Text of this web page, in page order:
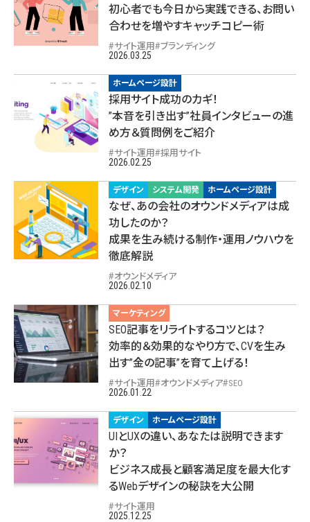
初心者でも今日から実践できる、お問い
合わせを増やすキャッチコピー術
サイト運用 ブランディング
2026.03.25
ホームページ設計
採用サイト成功のカギ！
”本音を引き出す”社員インタビューの進
め方＆質問例をご紹介
サイト運用 採用サイト
2026.02.25
デザイン システム開発 ホームページ設計
なぜ、あの会社のオウンドメディアは成
功したのか？
成果を生み続ける制作・運用ノウハウを
徹底解説
オウンドメディア
2026.02.10
マーケティング
SEO記事をリライトするコツとは？
効率的＆効果的なやり方で、CVを生み
出す”金の記事”を育て上げる！
サイト運用 オウンドメディア SEO
2026.01.22
デザイン ホームページ設計
UIとUXの違い、あなたは説明できます
か？
ビジネス成長と顧客満足度を最大化す
るWebデザインの秘訣を大公開
サイト運用
2025.12.25